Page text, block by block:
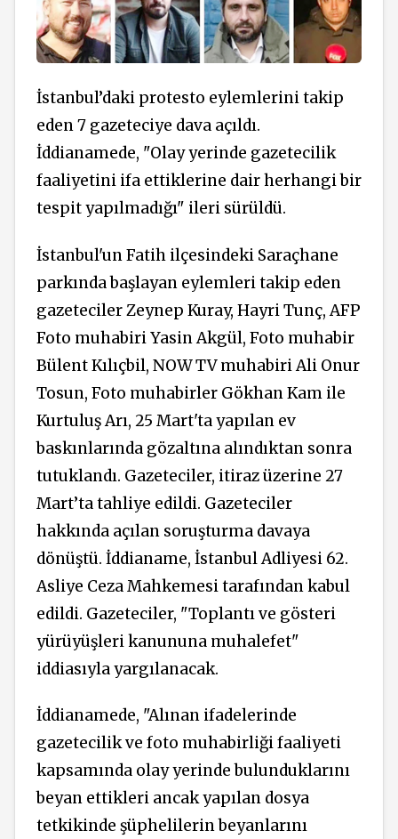
İstanbul’daki protesto eylemlerini takip
eden 7 gazeteciye dava açıldı.
İddianamede, "Olay yerinde gazetecilik
faaliyetini ifa ettiklerine dair herhangi bir
tespit yapılmadığı" ileri sürüldü.
İstanbul'un Fatih ilçesindeki Saraçhane
parkında başlayan eylemleri takip eden
gazeteciler Zeynep Kuray, Hayri Tunç, AFP
Foto muhabiri Yasin Akgül, Foto muhabir
Bülent Kılıçbil, NOW TV muhabiri Ali Onur
Tosun, Foto muhabirler Gökhan Kam ile
Kurtuluş Arı, 25 Mart'ta yapılan ev
baskınlarında gözaltına alındıktan sonra
tutuklandı. Gazeteciler, itiraz üzerine 27
Mart’ta tahliye edildi. Gazeteciler
hakkında açılan soruşturma davaya
dönüştü. İddianame, İstanbul Adliyesi 62.
Asliye Ceza Mahkemesi tarafından kabul
edildi. Gazeteciler, "Toplantı ve gösteri
yürüyüşleri kanununa muhalefet"
iddiasıyla yargılanacak.
İddianamede, "Alınan ifadelerinde
gazetecilik ve foto muhabirliği faaliyeti
kapsamında olay yerinde bulunduklarını
beyan ettikleri ancak yapılan dosya
tetkikinde şüphelilerin beyanlarını